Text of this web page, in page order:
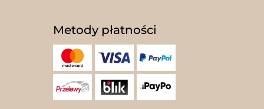
Metody płatności